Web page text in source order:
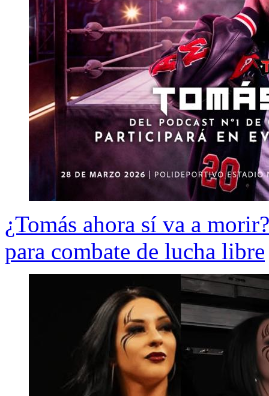
¿Tomás ahora sí va a
para combate de lucha libre